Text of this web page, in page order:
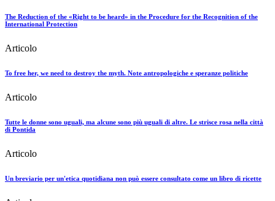
The Reduction of the «Right to be heard» in the Procedure for the Recognition of the
International Protection
Articolo
To free her, we need to destroy the myth. Note antropologiche e speranze politiche
Articolo
Tutte le donne sono uguali, ma alcune sono più uguali di altre. Le strisce rosa nella città
di Pontida
Articolo
Un breviario per un'etica quotidiana non può essere consultato come un libro di ricette